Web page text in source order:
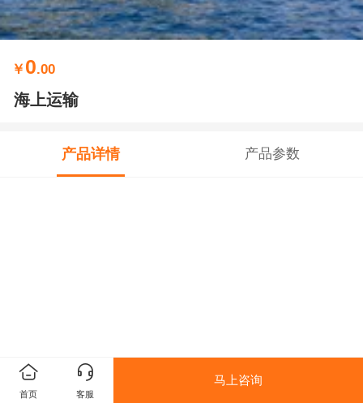
￥ 0.00
海上运输
产品详情 产品参数
首页 客服
马上咨询